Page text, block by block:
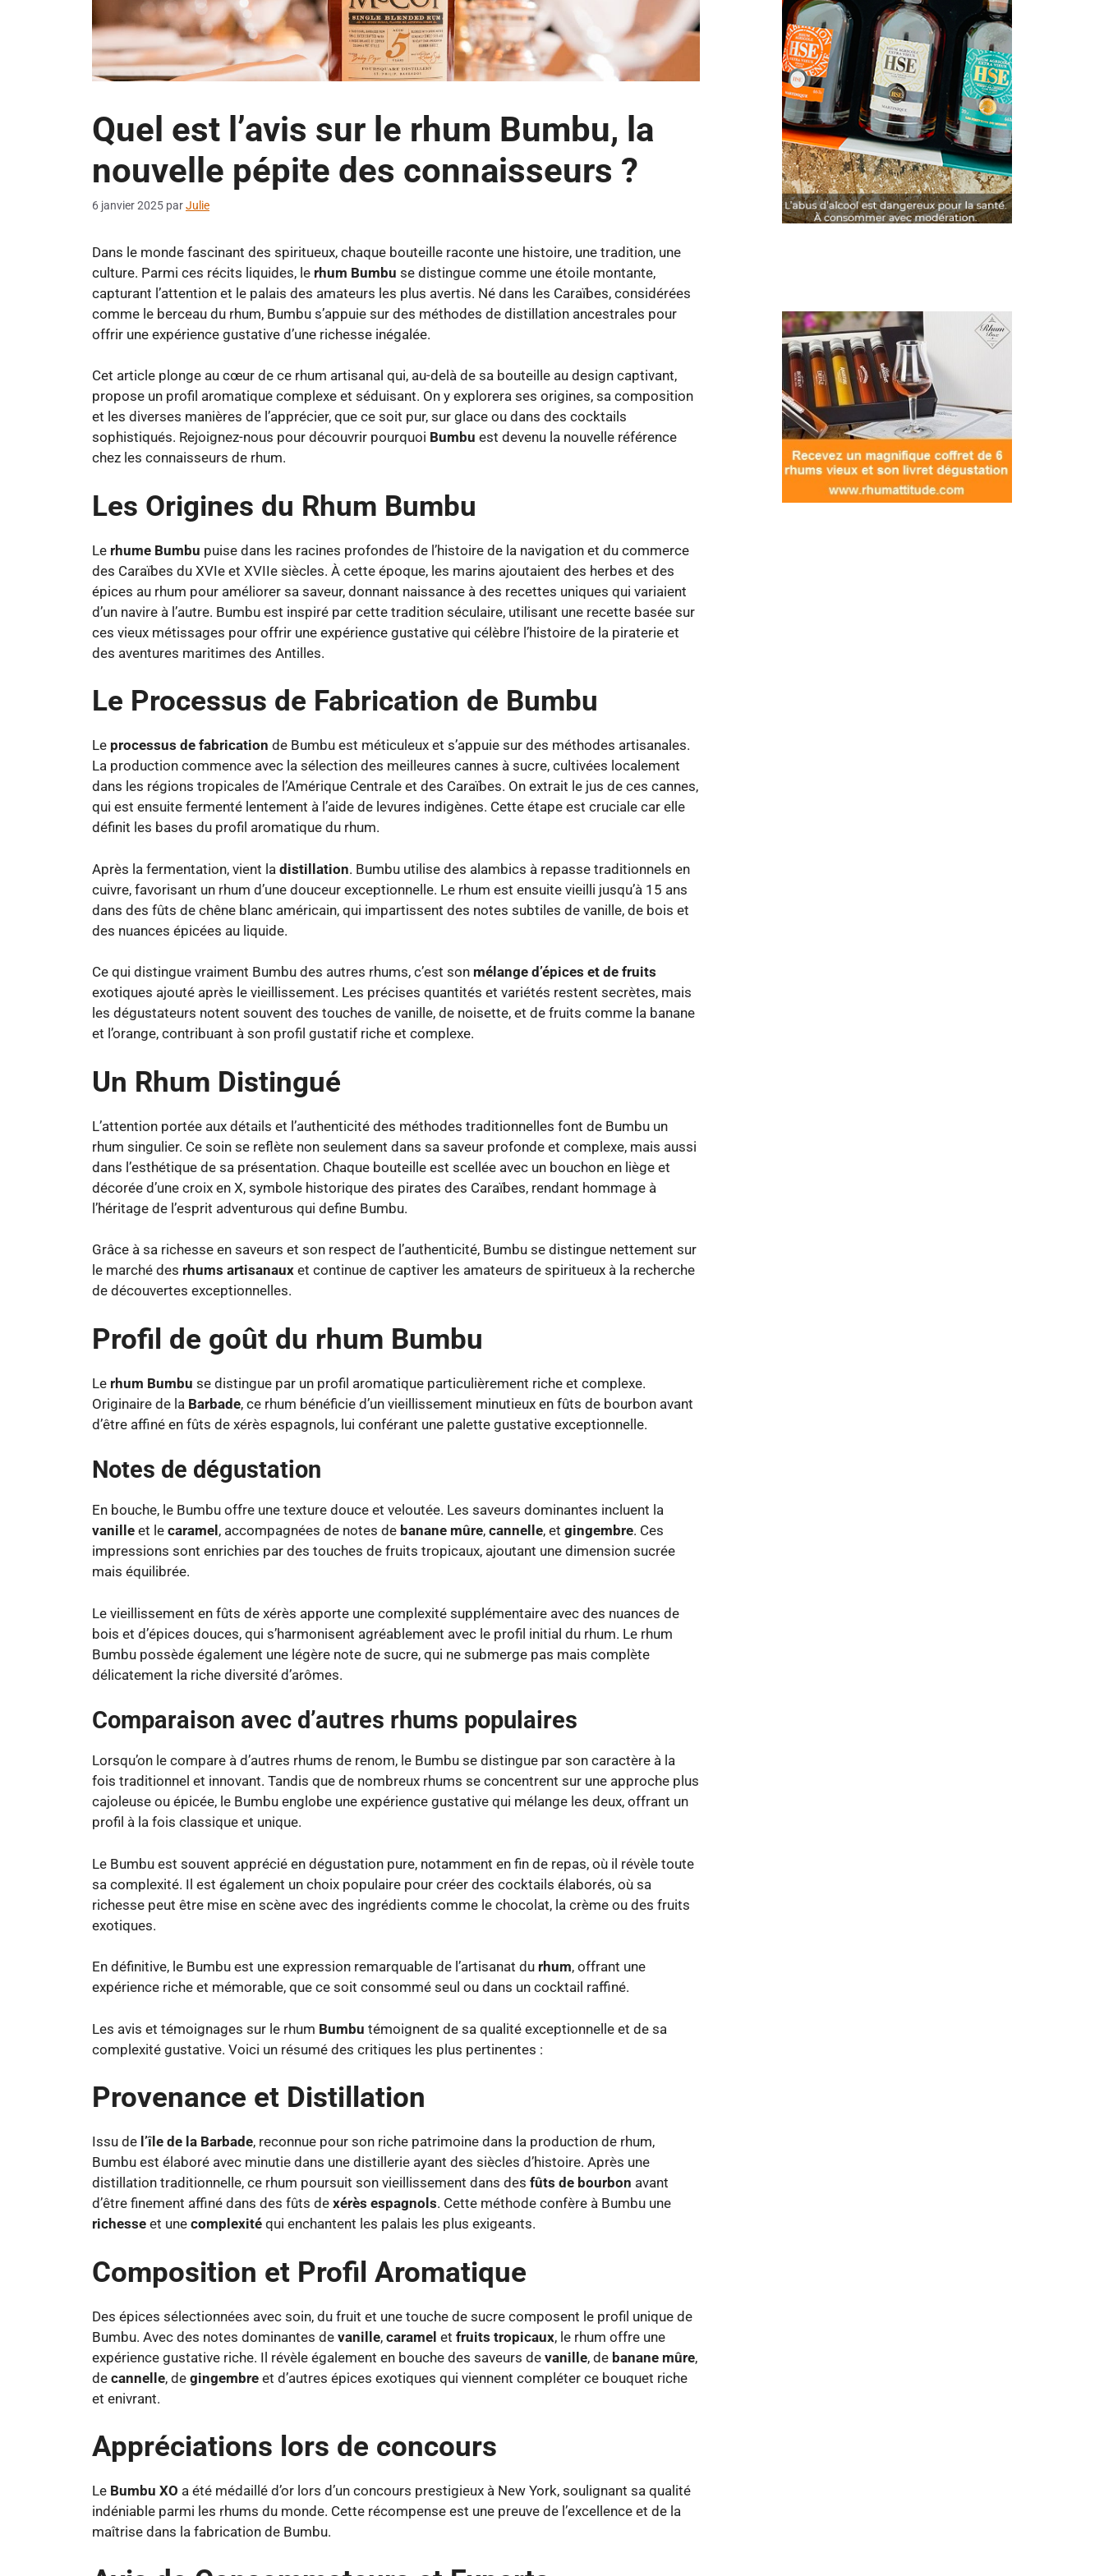
Quel est l’avis sur le rhum Bumbu, la
nouvelle pépite des connaisseurs ?
6 janvier 2025 parJulie
Dans le monde fascinant des spiritueux, chaque bouteille raconte une histoire, une tradition, une
culture. Parmi ces récits liquides, le rhum Bumbu se distingue comme une étoile montante,
capturant l’attention et le palais des amateurs les plus avertis. Né dans les Caraïbes, considérées
comme le berceau du rhum, Bumbu s’appuie sur des méthodes de distillation ancestrales pour
offrir une expérience gustative d’une richesse inégalée.
Cet article plonge au cœur de ce rhum artisanal qui, au-delà de sa bouteille au design captivant,
propose un profil aromatique complexe et séduisant. On y explorera ses origines, sa composition
et les diverses manières de l’apprécier, que ce soit pur, sur glace ou dans des cocktails
sophistiqués. Rejoignez-nous pour découvrir pourquoi Bumbu est devenu la nouvelle référence
chez les connaisseurs de rhum.
Les Origines du Rhum Bumbu
Le rhume Bumbu puise dans les racines profondes de l’histoire de la navigation et du commerce
des Caraïbes du XVIe et XVIIe siècles. À cette époque, les marins ajoutaient des herbes et des
épices au rhum pour améliorer sa saveur, donnant naissance à des recettes uniques qui variaient
d’un navire à l’autre. Bumbu est inspiré par cette tradition séculaire, utilisant une recette basée sur
ces vieux métissages pour offrir une expérience gustative qui célèbre l’histoire de la piraterie et
des aventures maritimes des Antilles.
Le Processus de Fabrication de Bumbu
Le processus de fabrication de Bumbu est méticuleux et s’appuie sur des méthodes artisanales.
La production commence avec la sélection des meilleures cannes à sucre, cultivées localement
dans les régions tropicales de l’Amérique Centrale et des Caraïbes. On extrait le jus de ces cannes,
qui est ensuite fermenté lentement à l’aide de levures indigènes. Cette étape est cruciale car elle
définit les bases du profil aromatique du rhum.
Après la fermentation, vient la distillation. Bumbu utilise des alambics à repasse traditionnels en
cuivre, favorisant un rhum d’une douceur exceptionnelle. Le rhum est ensuite vieilli jusqu’à 15 ans
dans des fûts de chêne blanc américain, qui impartissent des notes subtiles de vanille, de bois et
des nuances épicées au liquide.
Ce qui distingue vraiment Bumbu des autres rhums, c’est son mélange d’épices et de fruits
exotiques ajouté après le vieillissement. Les précises quantités et variétés restent secrètes, mais
les dégustateurs notent souvent des touches de vanille, de noisette, et de fruits comme la banane
et l’orange, contribuant à son profil gustatif riche et complexe.
Un Rhum Distingué
L’attention portée aux détails et l’authenticité des méthodes traditionnelles font de Bumbu un
rhum singulier. Ce soin se reflète non seulement dans sa saveur profonde et complexe, mais aussi
dans l’esthétique de sa présentation. Chaque bouteille est scellée avec un bouchon en liège et
décorée d’une croix en X, symbole historique des pirates des Caraïbes, rendant hommage à
l’héritage de l’esprit adventurous qui define Bumbu.
Grâce à sa richesse en saveurs et son respect de l’authenticité, Bumbu se distingue nettement sur
le marché des rhums artisanaux et continue de captiver les amateurs de spiritueux à la recherche
de découvertes exceptionnelles.
Profil de goût du rhum Bumbu
Le rhum Bumbu se distingue par un profil aromatique particulièrement riche et complexe.
Originaire de la Barbade, ce rhum bénéficie d’un vieillissement minutieux en fûts de bourbon avant
d’être affiné en fûts de xérès espagnols, lui conférant une palette gustative exceptionnelle.
Notes de dégustation
En bouche, le Bumbu offre une texture douce et veloutée. Les saveurs dominantes incluent la
vanille et le caramel , accompagnées de notes de banane mûre, cannelle, et gingembre. Ces
impressions sont enrichies par des touches de fruits tropicaux, ajoutant une dimension sucrée
mais équilibrée.
Le vieillissement en fûts de xérès apporte une complexité supplémentaire avec des nuances de
bois et d’épices douces, qui s’harmonisent agréablement avec le profil initial du rhum. Le rhum
Bumbu possède également une légère note de sucre, qui ne submerge pas mais complète
délicatement la riche diversité d’arômes.
Comparaison avec d’autres rhums populaires
Lorsqu’on le compare à d’autres rhums de renom, le Bumbu se distingue par son caractère à la
fois traditionnel et innovant. Tandis que de nombreux rhums se concentrent sur une approche plus
cajoleuse ou épicée, le Bumbu englobe une expérience gustative qui mélange les deux, offrant un
profil à la fois classique et unique.
Le Bumbu est souvent apprécié en dégustation pure, notamment en fin de repas, où il révèle toute
sa complexité. Il est également un choix populaire pour créer des cocktails élaborés, où sa
richesse peut être mise en scène avec des ingrédients comme le chocolat, la crème ou des fruits
exotiques.
En définitive, le Bumbu est une expression remarquable de l’artisanat du rhum, offrant une
expérience riche et mémorable, que ce soit consommé seul ou dans un cocktail raffiné.
Les avis et témoignages sur le rhum Bumbu témoignent de sa qualité exceptionnelle et de sa
complexité gustative. Voici un résumé des critiques les plus pertinentes :
Provenance et Distillation
Issu de l’île de la Barbade, reconnue pour son riche patrimoine dans la production de rhum,
Bumbu est élaboré avec minutie dans une distillerie ayant des siècles d’histoire. Après une
distillation traditionnelle, ce rhum poursuit son vieillissement dans des fûts de bourbon avant
d’être finement affiné dans des fûts de xérès espagnols. Cette méthode confère à Bumbu une
richesse et une complexité qui enchantent les palais les plus exigeants.
Composition et Profil Aromatique
Des épices sélectionnées avec soin, du fruit et une touche de sucre composent le profil unique de
Bumbu. Avec des notes dominantes de vanille, caramel et fruits tropicaux, le rhum offre une
expérience gustative riche. Il révèle également en bouche des saveurs de vanille, de banane mûre,
de cannelle, de gingembre et d’autres épices exotiques qui viennent compléter ce bouquet riche
et enivrant.
Appréciations lors de concours
Le Bumbu XO a été médaillé d’or lors d’un concours prestigieux à New York, soulignant sa qualité
indéniable parmi les rhums du monde. Cette récompense est une preuve de l’excellence et de la
maîtrise dans la fabrication de Bumbu.